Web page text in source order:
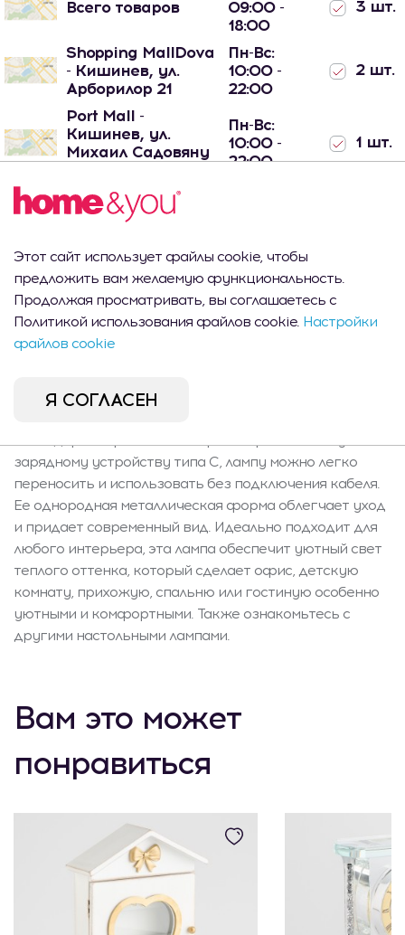
Всего товаров
09:00 -
18:00
3 шт.
Shopping MallDova
- Кишинев, ул.
Арборилор 21
Пн-Вс:
10:00 -
22:00
2 шт.
Port Mall -
Кишинев, ул.
Михаил Садовяну
Пн-Вс:
10:00 -
22:00
1 шт.
Описание продукта
Эта умная настольная лампа светло-зеленого цвета —
это не только практичное освещение, но и модный
элемент интерьера. Оснащена встроенным
использования традиционных лампочек, что
зарядному устройству типа C, лампу можно легко
переносить и использовать без подключения кабеля.
Ее однородная металлическая форма облегчает уход
и придает современный вид. Идеально подходит для
любого интерьера, эта лампа обеспечит уютный свет
теплого оттенка, который сделает офис, детскую
комнату, прихожую, спальню или гостиную особенно
уютными и комфортными. Также ознакомьтесь с
другими настольными лампами.
Вам это может
понравиться
Этот сайт использует файлы cookie, чтобы
предложить вам желаемую функциональность.
Продолжая просматривать, вы соглашаетесь с
Политикой использования файлов cookie. Настройки
файлов cookie
Я СОГЛАСЕН